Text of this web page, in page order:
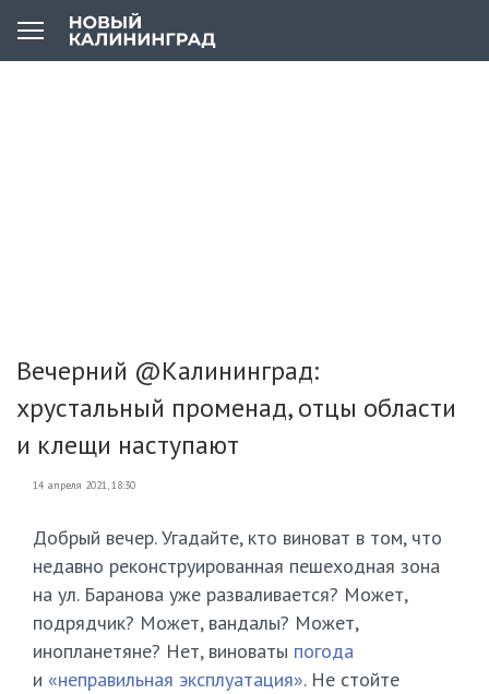
Вечерний @Калининград:
хрустальный променад, отцы области
и клещи наступают
14 апреля 2021, 18:30
Добрый вечер. Угадайте, кто виноват в том, что
недавно реконструированная пешеходная зона
на ул. Баранова уже разваливается? Может,
подрядчик? Может, вандалы? Может,
инопланетяне? Нет, виноваты погода
и «неправильная эксплуатация». Не стойте